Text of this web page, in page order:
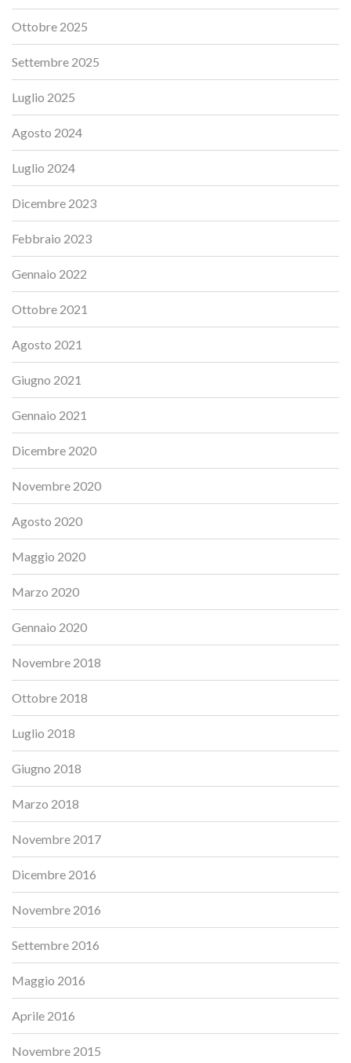
Ottobre 2025
Settembre 2025
Luglio 2025
Agosto 2024
Luglio 2024
Dicembre 2023
Febbraio 2023
Gennaio 2022
Ottobre 2021
Agosto 2021
Giugno 2021
Gennaio 2021
Dicembre 2020
Novembre 2020
Agosto 2020
Maggio 2020
Marzo 2020
Gennaio 2020
Novembre 2018
Ottobre 2018
Luglio 2018
Giugno 2018
Marzo 2018
Novembre 2017
Dicembre 2016
Novembre 2016
Settembre 2016
Maggio 2016
Aprile 2016
Novembre 2015